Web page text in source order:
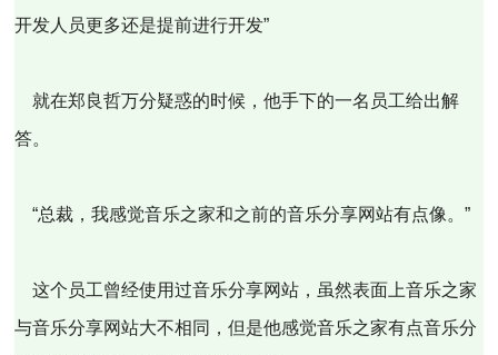
开发人员更多还是提前进行开发”
就在郑良哲万分疑惑的时候，他手下的一名员工给出解
答。
“总裁，我感觉音乐之家和之前的音乐分享网站有点像。”
这个员工曾经使用过音乐分享网站，虽然表面上音乐之家
与音乐分享网站大不相同，但是他感觉音乐之家有点音乐分